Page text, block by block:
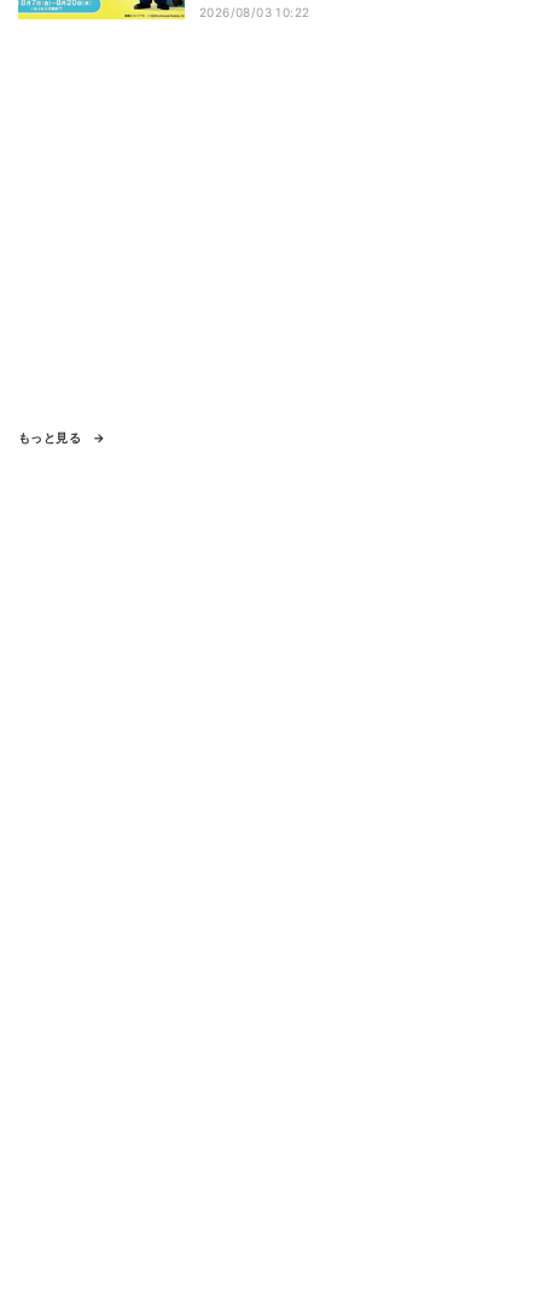
2026/08/03 10:22
もっと見る